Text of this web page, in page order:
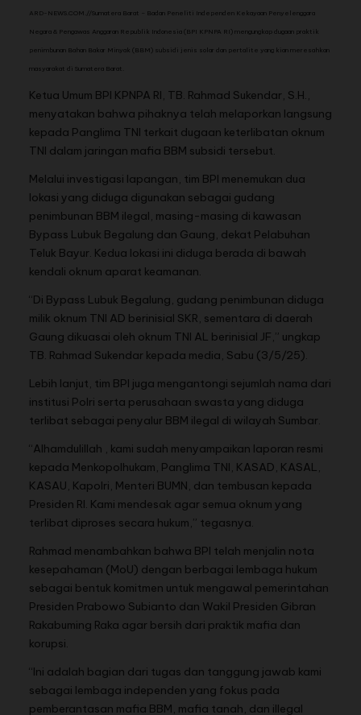
ARD-NEWS.COM.//Sumatera Barat – Badan Peneliti Independen Kekayaan Penyelenggara
Negara & Pengawas Anggaran Republik Indonesia (BPI KPNPA RI) mengungkap dugaan praktik
penimbunan Bahan Bakar Minyak (BBM) subsidi jenis solar dan pertalite yang kian meresahkan
masyarakat di Sumatera Barat.
Ketua Umum BPI KPNPA RI, TB. Rahmad Sukendar, S.H.,
menyatakan bahwa pihaknya telah melaporkan langsung
kepada Panglima TNI terkait dugaan keterlibatan oknum
TNI dalam jaringan mafia BBM subsidi tersebut.
Melalui investigasi lapangan, tim BPI menemukan dua
lokasi yang diduga digunakan sebagai gudang
penimbunan BBM ilegal, masing-masing di kawasan
Bypass Lubuk Begalung dan Gaung, dekat Pelabuhan
Teluk Bayur. Kedua lokasi ini diduga berada di bawah
kendali oknum aparat keamanan.
“Di Bypass Lubuk Begalung, gudang penimbunan diduga
milik oknum TNI AD berinisial SKR, sementara di daerah
Gaung dikuasai oleh oknum TNI AL berinisial JF,” ungkap
TB. Rahmad Sukendar kepada media, Sabu (3/5/25).
Lebih lanjut, tim BPI juga mengantongi sejumlah nama dari
institusi Polri serta perusahaan swasta yang diduga
terlibat sebagai penyalur BBM ilegal di wilayah Sumbar.
“Alhamdulillah , kami sudah menyampaikan laporan resmi
kepada Menkopolhukam, Panglima TNI, KASAD, KASAL,
KASAU, Kapolri, Menteri BUMN, dan tembusan kepada
Presiden RI. Kami mendesak agar semua oknum yang
terlibat diproses secara hukum,” tegasnya.
Rahmad menambahkan bahwa BPI telah menjalin nota
kesepahaman (MoU) dengan berbagai lembaga hukum
sebagai bentuk komitmen untuk mengawal pemerintahan
Presiden Prabowo Subianto dan Wakil Presiden Gibran
Rakabuming Raka agar bersih dari praktik mafia dan
korupsi.
“Ini adalah bagian dari tugas dan tanggung jawab kami
sebagai lembaga independen yang fokus pada
pemberantasan mafia BBM, mafia tanah, dan illegal